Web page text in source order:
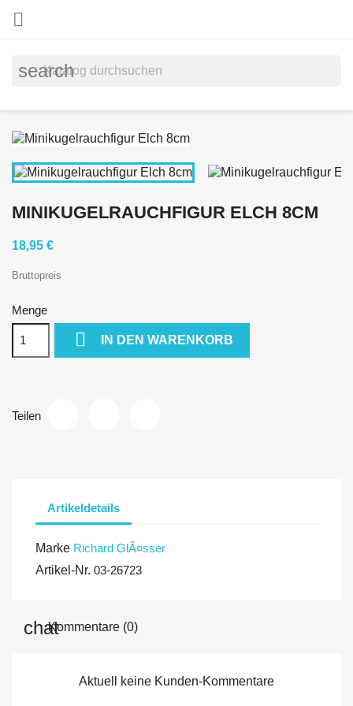

search
MINIKUGELRAUCHFIGUR ELCH 8CM
18,95 €
Bruttopreis
Menge
 IN DEN WARENKORB
Teilen
Artikeldetails
Marke Richard GlÃ¤sser
Artikel-Nr. 03-26723
Kommentare (0)
Aktuell keine Kunden-Kommentare